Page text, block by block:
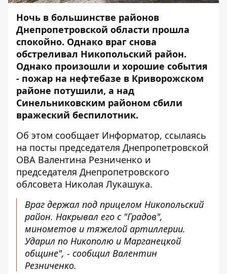
Ночь в большинстве районов
Днепропетровской области прошла
спокойно. Однако враг снова
обстреливал Никопольский район.
Однако произошли и хорошие события
- пожар на нефтебазе в Криворожском
районе потушили, а над
Синельниковским районом сбили
вражеский беспилотник.
Об этом сообщает Информатор, ссылаясь
на посты председателя Днепропетровской
ОВА Валентина Резниченко и
председателя Днепропетровского
облсовета Николая Лукашука.
Враг держал под прицелом Никопольский
район. Накрывал его с "Градов",
минометов и тяжелой артиллерии.
Ударил по Никополю и Марганецкой
общине", - сообщил Валентин
Резниченко.